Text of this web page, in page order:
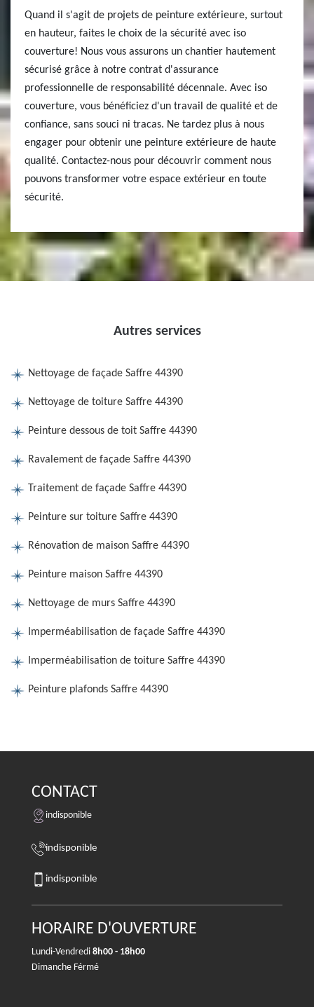
Quand il s'agit de projets de peinture extérieure, surtout
en hauteur, faites le choix de la sécurité avec iso
couverture! Nous vous assurons un chantier hautement
sécurisé grâce à notre contrat d'assurance
professionnelle de responsabilité décennale. Avec iso
couverture, vous bénéficiez d'un travail de qualité et de
confiance, sans souci ni tracas. Ne tardez plus à nous
engager pour obtenir une peinture extérieure de haute
qualité. Contactez-nous pour découvrir comment nous
pouvons transformer votre espace extérieur en toute
sécurité.
Autres services
Nettoyage de façade Saffre 44390
Nettoyage de toiture Saffre 44390
Peinture dessous de toit Saffre 44390
Ravalement de façade Saffre 44390
Traitement de façade Saffre 44390
Peinture sur toiture Saffre 44390
Rénovation de maison Saffre 44390
Peinture maison Saffre 44390
Nettoyage de murs Saffre 44390
Imperméabilisation de façade Saffre 44390
Imperméabilisation de toiture Saffre 44390
Peinture plafonds Saffre 44390
CONTACT
indisponible
indisponible
indisponible
HORAIRE D'OUVERTURE
Lundi-Vendredi 8h00 - 18h00
Dimanche Férmé